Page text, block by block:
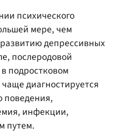
психического
мере, чем
депрессивных
послеродовой
подростковом
диагностируется
поведения,
инфекции,
путем.